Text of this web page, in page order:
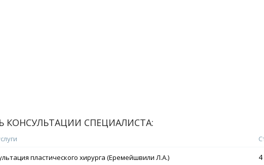
КОНСУЛЬТАЦИИ СПЕЦИАЛИСТА:
пластического хирурга (Еремейшвили Л.А.)